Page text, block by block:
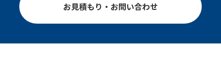
お見積もり・お問い合わせ